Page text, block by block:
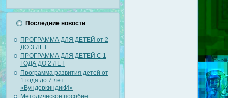
Последние новости
ПРОГРАММА ДЛЯ ДЕТЕЙ от 2
ДО 3 ЛЕТ
ПРОГРАММА ДЛЯ ДЕТЕЙ С 1
ГОДА ДО 2 ЛЕТ
Программа развития детей от
1 года до 7 лет
«ВундеркиндикИ»
Методическое пособие